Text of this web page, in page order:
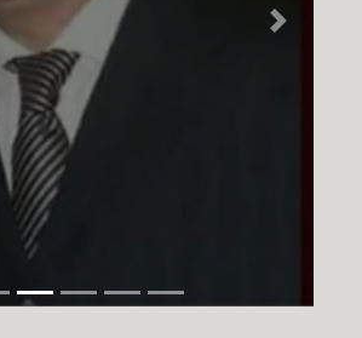
Next